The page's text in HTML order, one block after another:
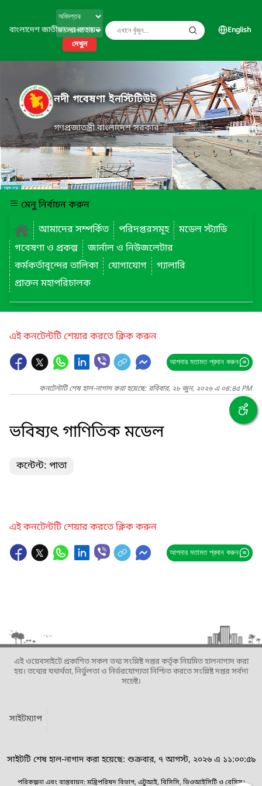
বাংলাদেশ জাতীয় তথ্য বাতায়ন
দেখুন
English
নদী গবেষণা ইনস্টিটিউট
গণপ্রজাতন্ত্রী বাংলাদেশ সরকার
মেনু নির্বাচন করুন
আমাদের সম্পর্কিত
পরিদপ্তরসমূহ
মডেল স্ট্যাডি
গবেষণা ও প্রকল্প
জার্নাল ও নিউজলেটার
কর্মকর্তাবৃন্দের তালিকা
যোগাযোগ
গ্যালারি
প্রাক্তন মহাপরিচালক
এই কনটেন্টটি শেয়ার করতে ক্লিক করুন
আপনার মতামত প্রদান করুন
কনটেন্টটি শেষ হাল-নাগাদ করা হয়েছে: রবিবার, ২৮ জুন, ২০২৬ এ ০৪:৪৫ PM
ভবিষ্যৎ গাণিতিক মডেল
কন্টেন্ট: পাতা
এই কনটেন্টটি শেয়ার করতে ক্লিক করুন
আপনার মতামত প্রদান করুন
এই ওয়েবসাইটে প্রকাশিত সকল তথ্য সংশ্লিষ্ট দপ্তর কর্তৃক নিয়মিত হালনাগাদ করা
হয়। তথ্যের যথার্থতা, নির্ভুলতা ও নির্ভরযোগ্যতা নিশ্চিত করতে সংশ্লিষ্ট দপ্তর সর্বদা
সচেষ্ট।
সাইটম্যাপ
সাইটটি শেষ হাল-নাগাদ করা হয়েছে: শুক্রবার, ৭ আগস্ট, ২০২৬ এ ১১:০০:৫৯
পরিকল্পনা এবং বাস্তবায়ন: মন্ত্রিপরিষদ বিভাগ, এটুআই, বিসিসি, ডিওআইসিটি ও বেসিস।